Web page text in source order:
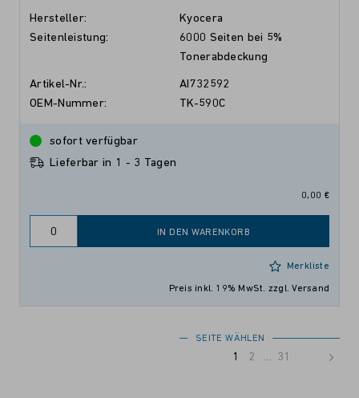
Hersteller:
Kyocera
Seitenleistung:
6000 Seiten bei 5%
Tonerabdeckung
Artikel-Nr.:
AI732592
OEM-Nummer:
TK-590C
0,00 €
sofort verfügbar
Lieferbar in 1 - 3 Tagen
IN DEN WARENKORB
Merkliste
Preis inkl. 19% MwSt. zzgl. Versand
SEITE WÄHLEN
1 2 ... 31